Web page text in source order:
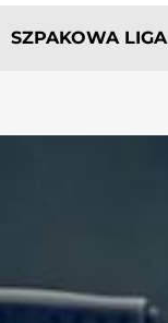
SZPAKOWA LIGA